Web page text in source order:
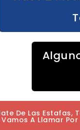
De Las Estafas,
Vamos A Llamar